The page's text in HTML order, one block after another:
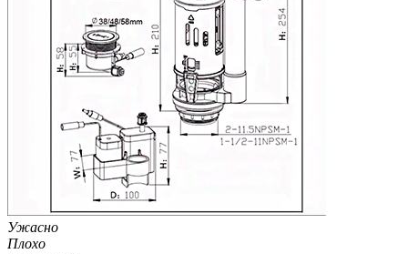
Ужасно
Плохо